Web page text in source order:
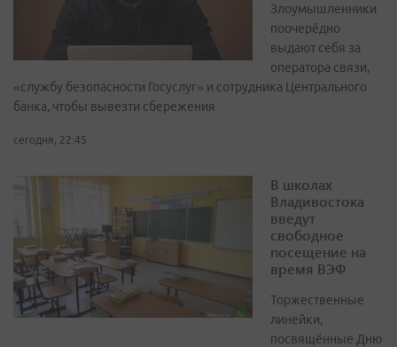
Злоумышленники
поочерёдно
выдают себя за
оператора связи,
«службу безопасности Госуслуг» и сотрудника Центрального
банка, чтобы вывезти сбережения
сегодня, 22:45
В школах
Владивостока
введут
свободное
посещение на
время ВЭФ
Торжественные
линейки,
посвящённые Дню